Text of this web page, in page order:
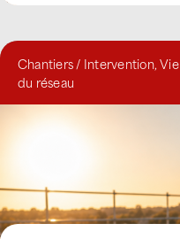
Chantiers / Intervention,Vie
du réseau